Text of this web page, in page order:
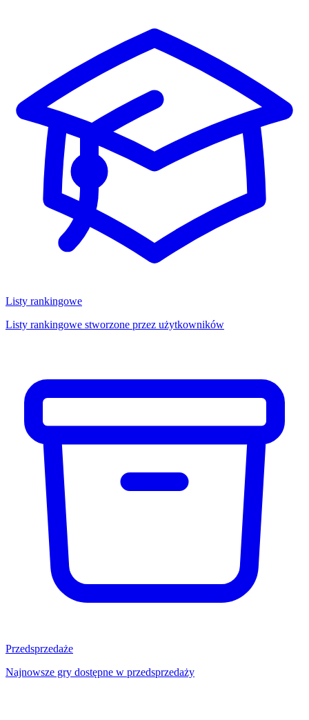
Listy rankingowe
Listy rankingowe stworzone przez użytkowników
Przedsprzedaże
Najnowsze gry dostępne w przedsprzedaży